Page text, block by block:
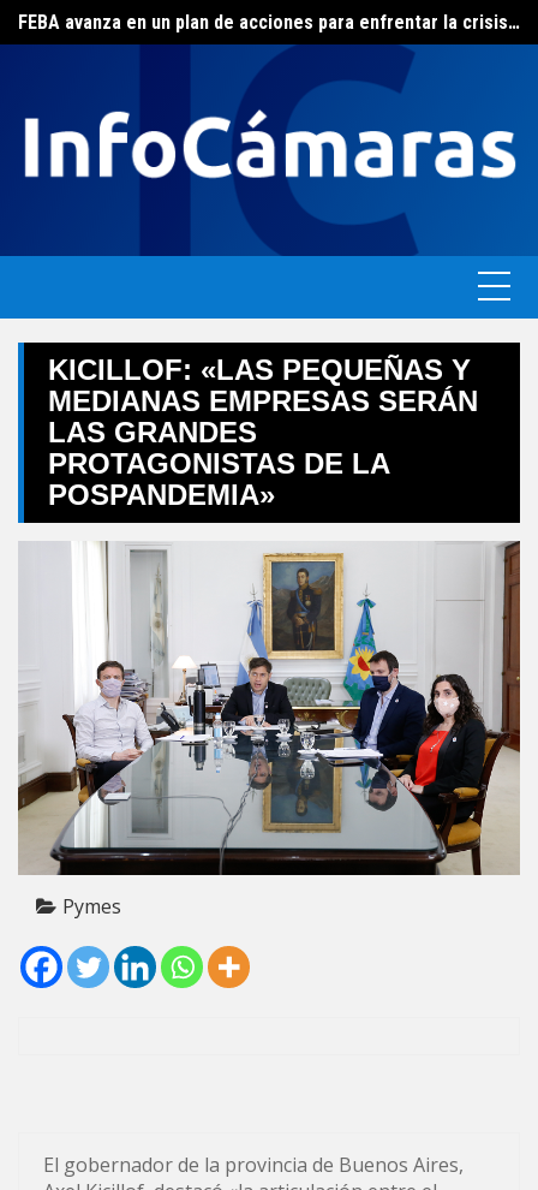
Skip
toEl ERAS continúa con el beneficio de la tarifa social del agua
KICILLOF: «LAS PEQUEÑAS Y
MEDIANAS EMPRESAS SERÁN
LAS GRANDES
PROTAGONISTAS DE LA
POSPANDEMIA»
Pymes
El gobernador de la provincia de Buenos Aires,